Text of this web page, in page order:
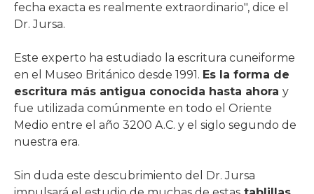
fecha exacta es realmente extraordinario", dice el
Dr. Jursa.
Este experto ha estudiado la escritura cuneiforme
en el Museo Británico desde 1991. Es la forma de
escritura más antigua conocida hasta ahora y
fue utilizada comúnmente en todo el Oriente
Medio entre el año 3200 A.C. y el siglo segundo de
nuestra era.
Sin duda este descubrimiento del Dr. Jursa